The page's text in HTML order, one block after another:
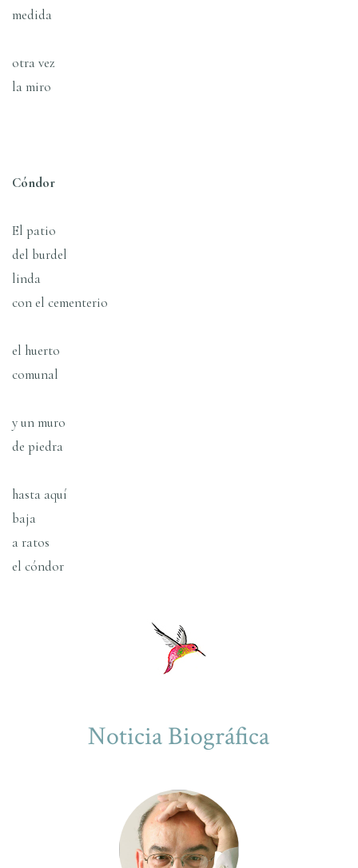
medida
otra vez
la miro
Cóndor
El patio
del burdel
linda
con el cementerio
el huerto
comunal
y un muro
de piedra
hasta aquí­
baja
a ratos
el cóndor
Noticia Biográfica